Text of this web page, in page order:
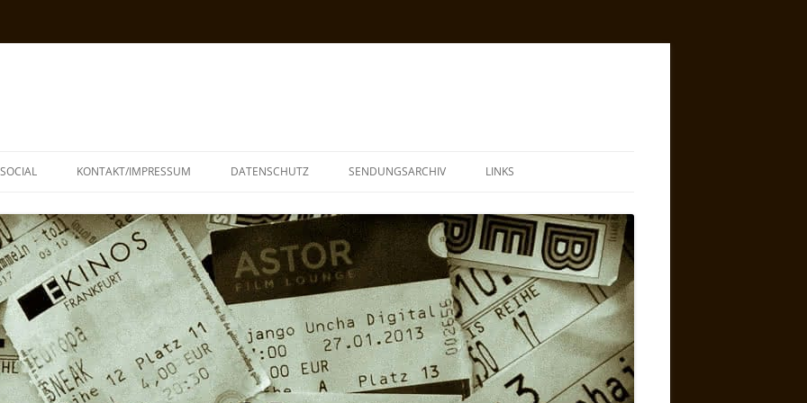
SOCIAL KONTAKT/IMPRESSUM DATENSCHUTZ SENDUNGSARCHIV LINKS